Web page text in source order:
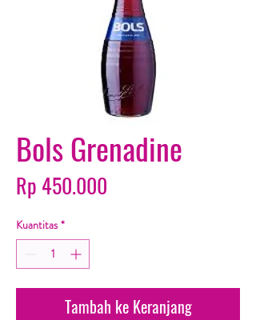
Bols Grenadine
Rp 450.000
Kuantitas *
Tambah ke Keranjang